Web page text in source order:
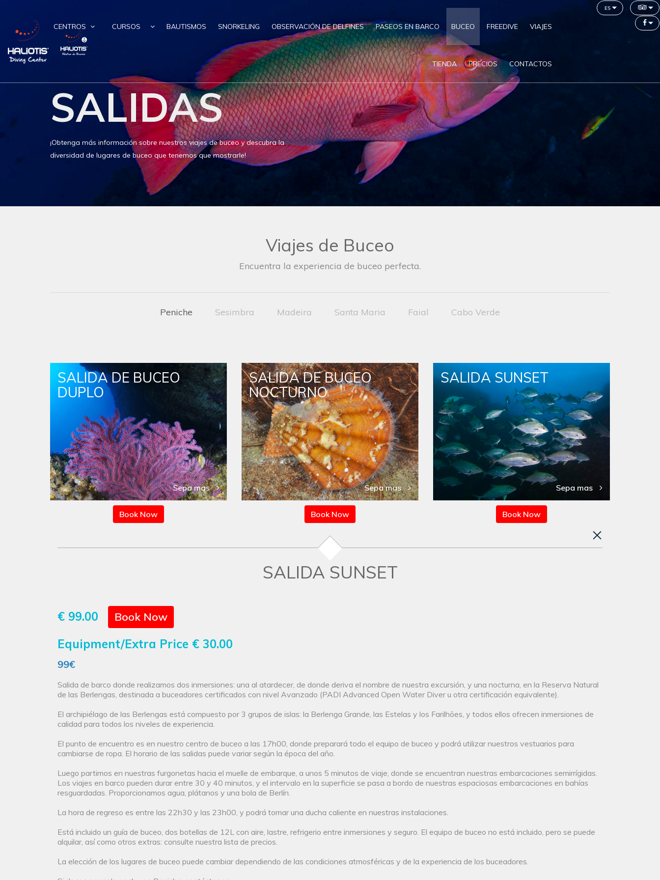
CENTROS CURSOS BAUTISMOS SNORKELING OBSERVACIÓN DE DELFINES PASEOS EN BARCO BUCEO FREEDIVE VIAJES
TIENDA PRECIOS CONTACTOS
es
SALIDAS
¡Obtenga más información sobre nuestros viajes de buceo y descubra la
diversidad de lugares de buceo que tenemos que mostrarle!
Viajes de Buceo
Encuentra la experiencia de buceo perfecta.
Peniche Sesimbra Madeira Santa Maria Faial Cabo Verde
SALIDA DE BUCEO
DUPLO
Sepa mas
Book Now
SALIDA DE BUCEO
NOCTURNO
Sepa mas
Book Now
SALIDA SUNSET
Sepa mas
Book Now
SALIDA SUNSET
€ 99.00 Book Now
Equipment/Extra Price € 30.00
99€
Salida de barco donde realizamos dos inmersiones: una al atardecer, de donde deriva el nombre de nuestra excursión, y una nocturna, en la Reserva Natural
de las Berlengas, destinada a buceadores certificados con nivel Avanzado (PADI Advanced Open Water Diver u otra certificación equivalente).
El archipiélago de las Berlengas está compuesto por 3 grupos de islas: la Berlenga Grande, las Estelas y los Farilhões, y todos ellos ofrecen inmersiones de
calidad para todos los niveles de experiencia.
El punto de encuentro es en nuestro centro de buceo a las 17h00, donde preparará todo el equipo de buceo y podrá utilizar nuestros vestuarios para
cambiarse de ropa. El horario de las salidas puede variar según la época del año.
Luego partimos en nuestras furgonetas hacia el muelle de embarque, a unos 5 minutos de viaje, donde se encuentran nuestras embarcaciones semirrígidas.
Los viajes en barco pueden durar entre 30 y 40 minutos, y el intervalo en la superficie se pasa a bordo de nuestras espaciosas embarcaciones en bahías
resguardadas. Proporcionamos agua, plátanos y una bola de Berlín.
La hora de regreso es entre las 22h30 y las 23h00, y podrá tomar una ducha caliente en nuestras instalaciones.
Está incluido un guía de buceo, dos botellas de 12L con aire, lastre, refrigerio entre inmersiones y seguro. El equipo de buceo no está incluido, pero se puede
alquilar, así como otros extras: consulte nuestra lista de precios.
La elección de los lugares de buceo puede cambiar dependiendo de las condiciones atmosféricas y de la experiencia de los buceadores.